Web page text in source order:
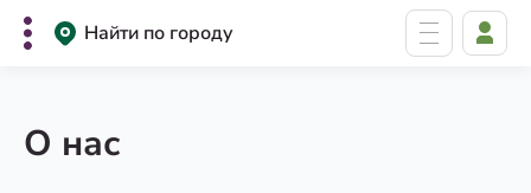
Найти по городу
О нас